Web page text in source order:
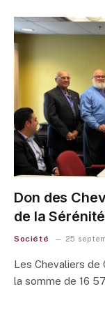
Don des
de la Sérénité
Société 25
Les Chevaliers
la somme de 16